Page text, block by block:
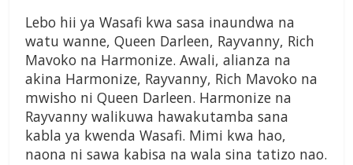
Lebo hii ya Wasafi kwa sasa inaundwa na
watu wanne, Queen Darleen, Rayvanny, Rich
Mavoko na Harmonize. Awali, alianza na
akina Harmonize, Rayvanny, Rich Mavoko na
mwisho ni Queen Darleen. Harmonize na
Rayvanny walikuwa hawakutamba sana
kabla ya kwenda Wasafi. Mimi kwa hao,
naona ni sawa kabisa na wala sina tatizo nao.